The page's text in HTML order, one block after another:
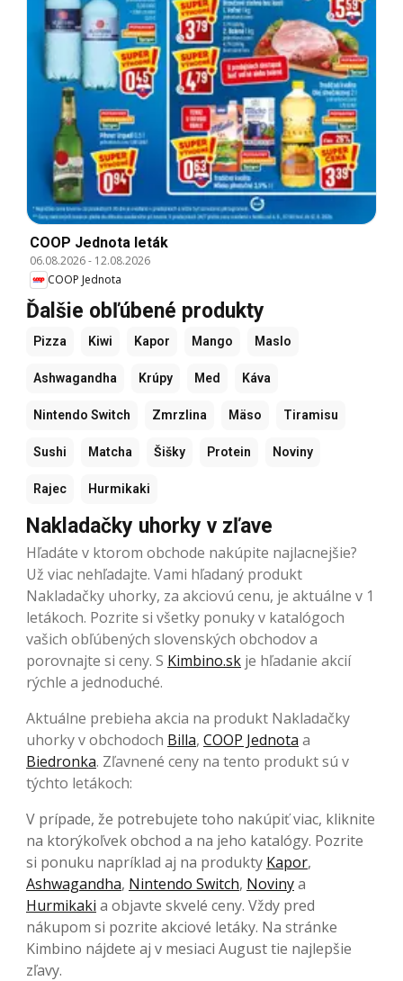
COOP Jednota leták
06.08.2026- 12.08.2026
COOP Jednota
Ďalšie obľúbené produkty
Pizza Kiwi Kapor Mango Maslo
Ashwagandha Krúpy Med Káva
Nintendo Switch Zmrzlina Mäso Tiramisu
Sushi Matcha Šišky Protein Noviny
Rajec Hurmikaki
Nakladačky uhorky v zľave
Hľadáte v ktorom obchode nakúpite najlacnejšie?
Už viac nehľadajte. Vami hľadaný produkt
Nakladačky uhorky, za akciovú cenu, je aktuálne v 1
letákoch. Pozrite si všetky ponuky v katalógoch
vašich obľúbených slovenských obchodov a
porovnajte si ceny. S Kimbino.sk je hľadanie akcií
rýchle a jednoduché.
Aktuálne prebieha akcia na produkt Nakladačky
uhorky v obchodoch Billa, COOP Jednota a
Biedronka. Zľavnené ceny na tento produkt sú v
týchto letákoch:
V prípade, že potrebujete toho nakúpiť viac, kliknite
na ktorýkoľvek obchod a na jeho katalógy. Pozrite
si ponuku napríklad aj na produkty Kapor,
Ashwagandha, Nintendo Switch, Novinya
Hurmikaki a objavte skvelé ceny. Vždy pred
nákupom si pozrite akciové letáky. Na stránke
Kimbino nájdete aj v mesiaci August tie najlepšie
zľavy.